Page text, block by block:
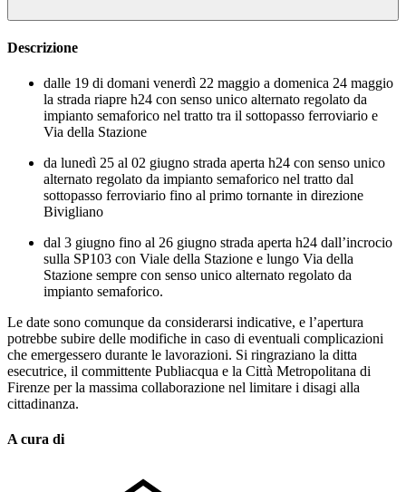
Descrizione
dalle 19 di domani venerdì 22 maggio a domenica 24 maggio
la strada riapre h24 con senso unico alternato regolato da
impianto semaforico nel tratto tra il sottopasso ferroviario e
Via della Stazione
da lunedì 25 al 02 giugno strada aperta h24 con senso unico
alternato regolato da impianto semaforico nel tratto dal
sottopasso ferroviario fino al primo tornante in direzione
Bivigliano
dal 3 giugno fino al 26 giugno strada aperta h24 dall’incrocio
sulla SP103 con Viale della Stazione e lungo Via della
Stazione sempre con senso unico alternato regolato da
impianto semaforico.
Le date sono comunque da considerarsi indicative, e l’apertura
potrebbe subire delle modifiche in caso di eventuali complicazioni
che emergessero durante le lavorazioni. Si ringraziano la ditta
esecutrice, il committente Publiacqua e la Città Metropolitana di
Firenze per la massima collaborazione nel limitare i disagi alla
cittadinanza.
A cura di